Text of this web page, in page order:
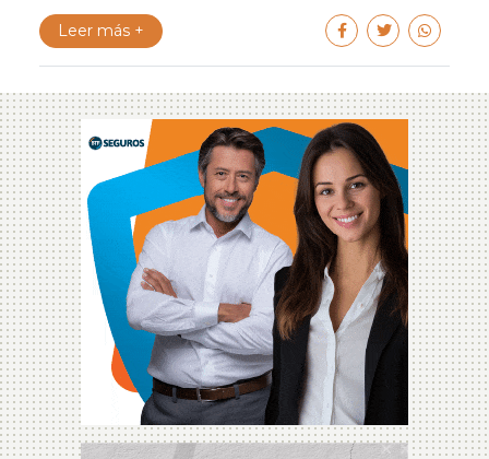
Leer más +